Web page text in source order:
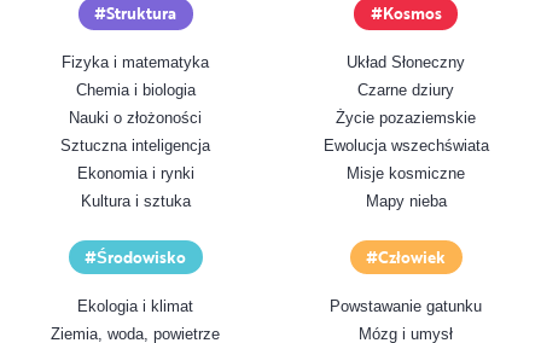
Struktura
Fizyka i matematyka
Chemia i biologia
Nauki o złożoności
Sztuczna inteligencja
Ekonomia i rynki
Kultura i sztuka
Kosmos
Układ Słoneczny
Czarne dziury
Życie pozaziemskie
Ewolucja wszechświata
Misje kosmiczne
Mapy nieba
Środowisko
Ekologia i klimat
Ziemia, woda, powietrze
Człowiek
Powstawanie gatunku
Mózg i umysł